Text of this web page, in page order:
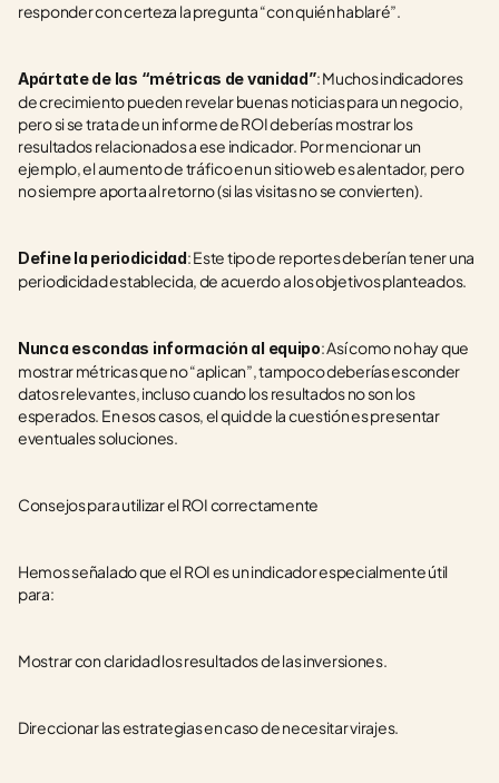
responder con certeza la pregunta “con quién hablaré”.
Apártate de las “métricas de vanidad”: Muchos indicadores
de crecimiento pueden revelar buenas noticias para un negocio,
pero si se trata de un informe de ROI deberías mostrar los
resultados relacionados a ese indicador. Por mencionar un
ejemplo, el aumento de tráfico en un sitio web es alentador, pero
no siempre aporta al retorno (si las visitas no se convierten).
Define la periodicidad: Este tipo de reportes deberían tener una
periodicidad establecida, de acuerdo a los objetivos planteados.
Nunca escondas información al equipo: Así como no hay que
mostrar métricas que no “aplican”, tampoco deberías esconder
datos relevantes, incluso cuando los resultados no son los
esperados. En esos casos, el quid de la cuestión es presentar
eventuales soluciones.
Consejos para utilizar el ROI correctamente
Hemos señalado que el ROI es un indicador especialmente útil
para:
Mostrar con claridad los resultados de las inversiones.
Direccionar las estrategias en caso de necesitar virajes.